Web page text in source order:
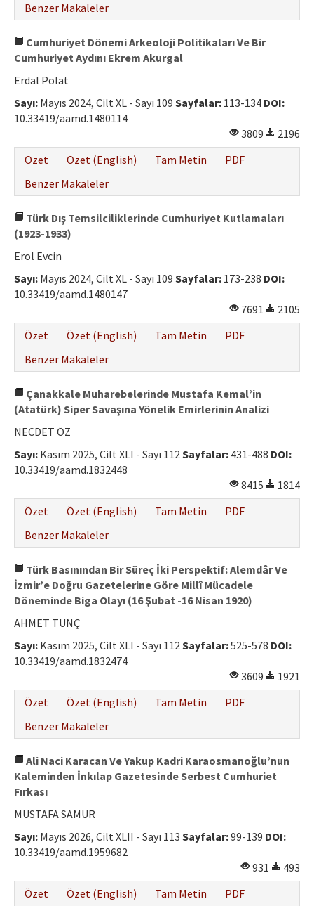
Benzer Makaleler
Cumhuriyet Dönemi Arkeoloji Politikaları Ve Bir
Cumhuriyet Aydını Ekrem Akurgal
Erdal Polat
Sayı: Mayıs 2024, Cilt XL - Sayı 109 Sayfalar: 113-134 DOI:
10.33419/aamd.1480114
3809
2196
Özet
Özet (English) Tam Metin
PDF
Benzer Makaleler
Türk Dış Temsilciliklerinde Cumhuriyet Kutlamaları
(1923-1933)
Erol Evcin
Sayı: Mayıs 2024, Cilt XL - Sayı 109 Sayfalar: 173-238 DOI:
10.33419/aamd.1480147
7691
2105
Özet
Özet (English) Tam Metin
PDF
Benzer Makaleler
Çanakkale Muharebelerinde Mustafa Kemal’in
(Atatürk) Siper Savaşına Yönelik Emirlerinin Analizi
NECDET ÖZ
Sayı: Kasım 2025, Cilt XLI - Sayı 112Sayfalar: 431-488 DOI:
10.33419/aamd.1832448
8415
1814
Özet
Özet (English) Tam Metin
PDF
Benzer Makaleler
Türk Basınından Bir Süreç İki Perspektif: Alemdâr Ve
İzmir’e Doğru Gazetelerine Göre Millî Mücadele
Döneminde Biga Olayı (16 Şubat -16 Nisan 1920)
AHMET TUNÇ
Sayı: Kasım 2025, Cilt XLI - Sayı 112Sayfalar:525-578 DOI:
10.33419/aamd.1832474
3609
1921
Özet
Özet (English) Tam Metin
PDF
Benzer Makaleler
Ali Naci Karacan Ve Yakup Kadri Karaosmanoğlu’nun
Kaleminden İnkılap Gazetesinde Serbest Cumhuriet
Fırkası
MUSTAFA SAMUR
Sayı: Mayıs 2026, Cilt XLII - Sayı 113 Sayfalar:99-139 DOI:
10.33419/aamd.1959682
931
493
Özet
Özet (English) Tam Metin PDF